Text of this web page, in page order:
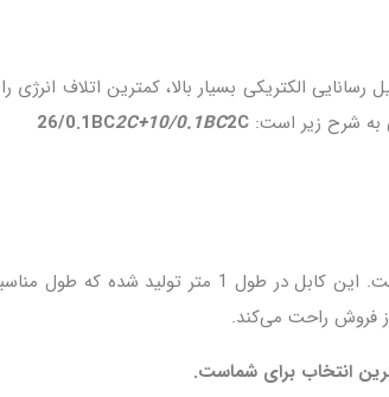
الکتریکی بسیار بالا، کمترین اتلاف انرژی
به شرح زیر است:
26/0.1BC2C+10/0.1BC2C
، با تمامی دستگاه‌های اپل مجهز به درگاه لایتنینگ سازگار است. این
فروش راحت می‌کند.